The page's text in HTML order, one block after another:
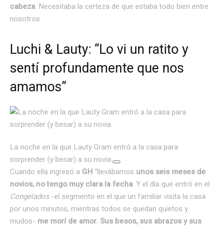
cabeza. Necesitaba la certeza de que estaba todo bien entre
nosotros.
Luchi & Lauty: “Lo vi un ratito y
sentí profundamente que nos
amamos”
La noche en la que Lauty Gram entró a la casa para
sorprender (y besar) a su novia.
Cuando ella ingresó a GH “llevábamos unos seis meses de
novios, no tengo muy clara la fecha. Y el día que entró en el
Congelados-el segmento en el que un familiar visita la casa
por unos minutos, mientras todos se quedan quietos y
mudos- me morí de amor. Sus besos, sus abrazos y sus